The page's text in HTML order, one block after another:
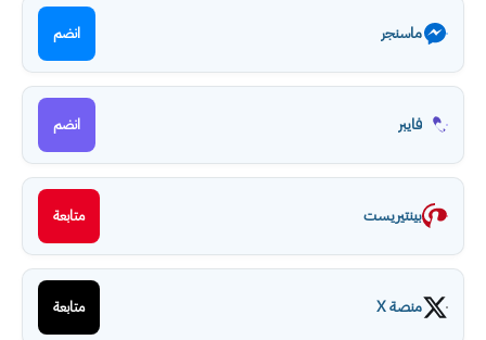
ماسنجر انضم
فايبر انضم
بينتيريست متابعة
منصة X متابعة